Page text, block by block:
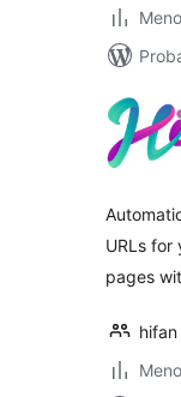
URLs for
pages
hifan